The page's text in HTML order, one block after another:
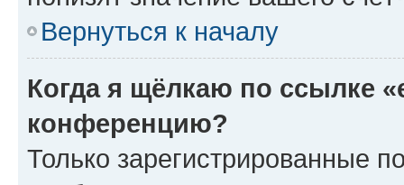
Вернуться к началу
Когда я щёлкаю по ссылке
конференцию?
Только зарегистрированные